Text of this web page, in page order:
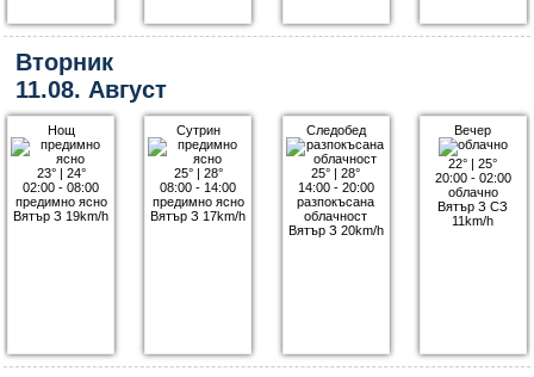
Вторник
11.08. Август
Нощ
23°| 24°
02:00 - 08:00
предимно ясно
Вятър З 19km/h
Сутрин
25°| 28°
08:00 - 14:00
предимно ясно
Вятър З 17km/h
Следобед
25° |28°
14:00 - 20:00
разпокъсана
облачност
Вятър З 20km/h
Вечер
22° |25°
20:00 - 02:00
облачно
Вятър З СЗ
11km/h